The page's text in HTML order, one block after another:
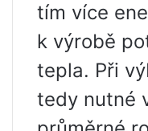
tím více
k výrobě
tepla. Při
tedy nutné